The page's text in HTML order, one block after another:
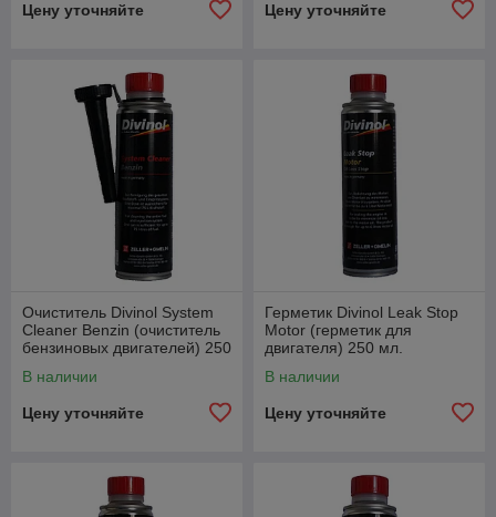
Цену уточняйте Цену уточняйте
Очиститель Divinol System
Cleaner Benzin (очиститель
бензиновых двигателей) 250
В наличии
Цену уточняйте
Герметик Divinol Leak Stop
Motor (герметик для
двигателя) 250 мл.
В наличии
Цену уточняйте